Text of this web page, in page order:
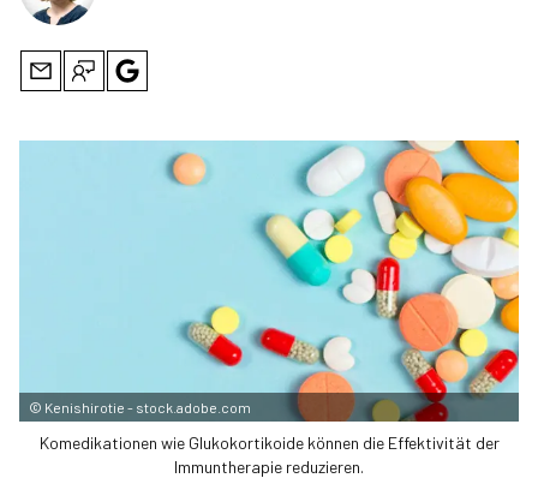
© Kenishirotie - stock.adobe.com
Komedikationen wie Glukokortikoide können die Effektivität der
Immuntherapie reduzieren.